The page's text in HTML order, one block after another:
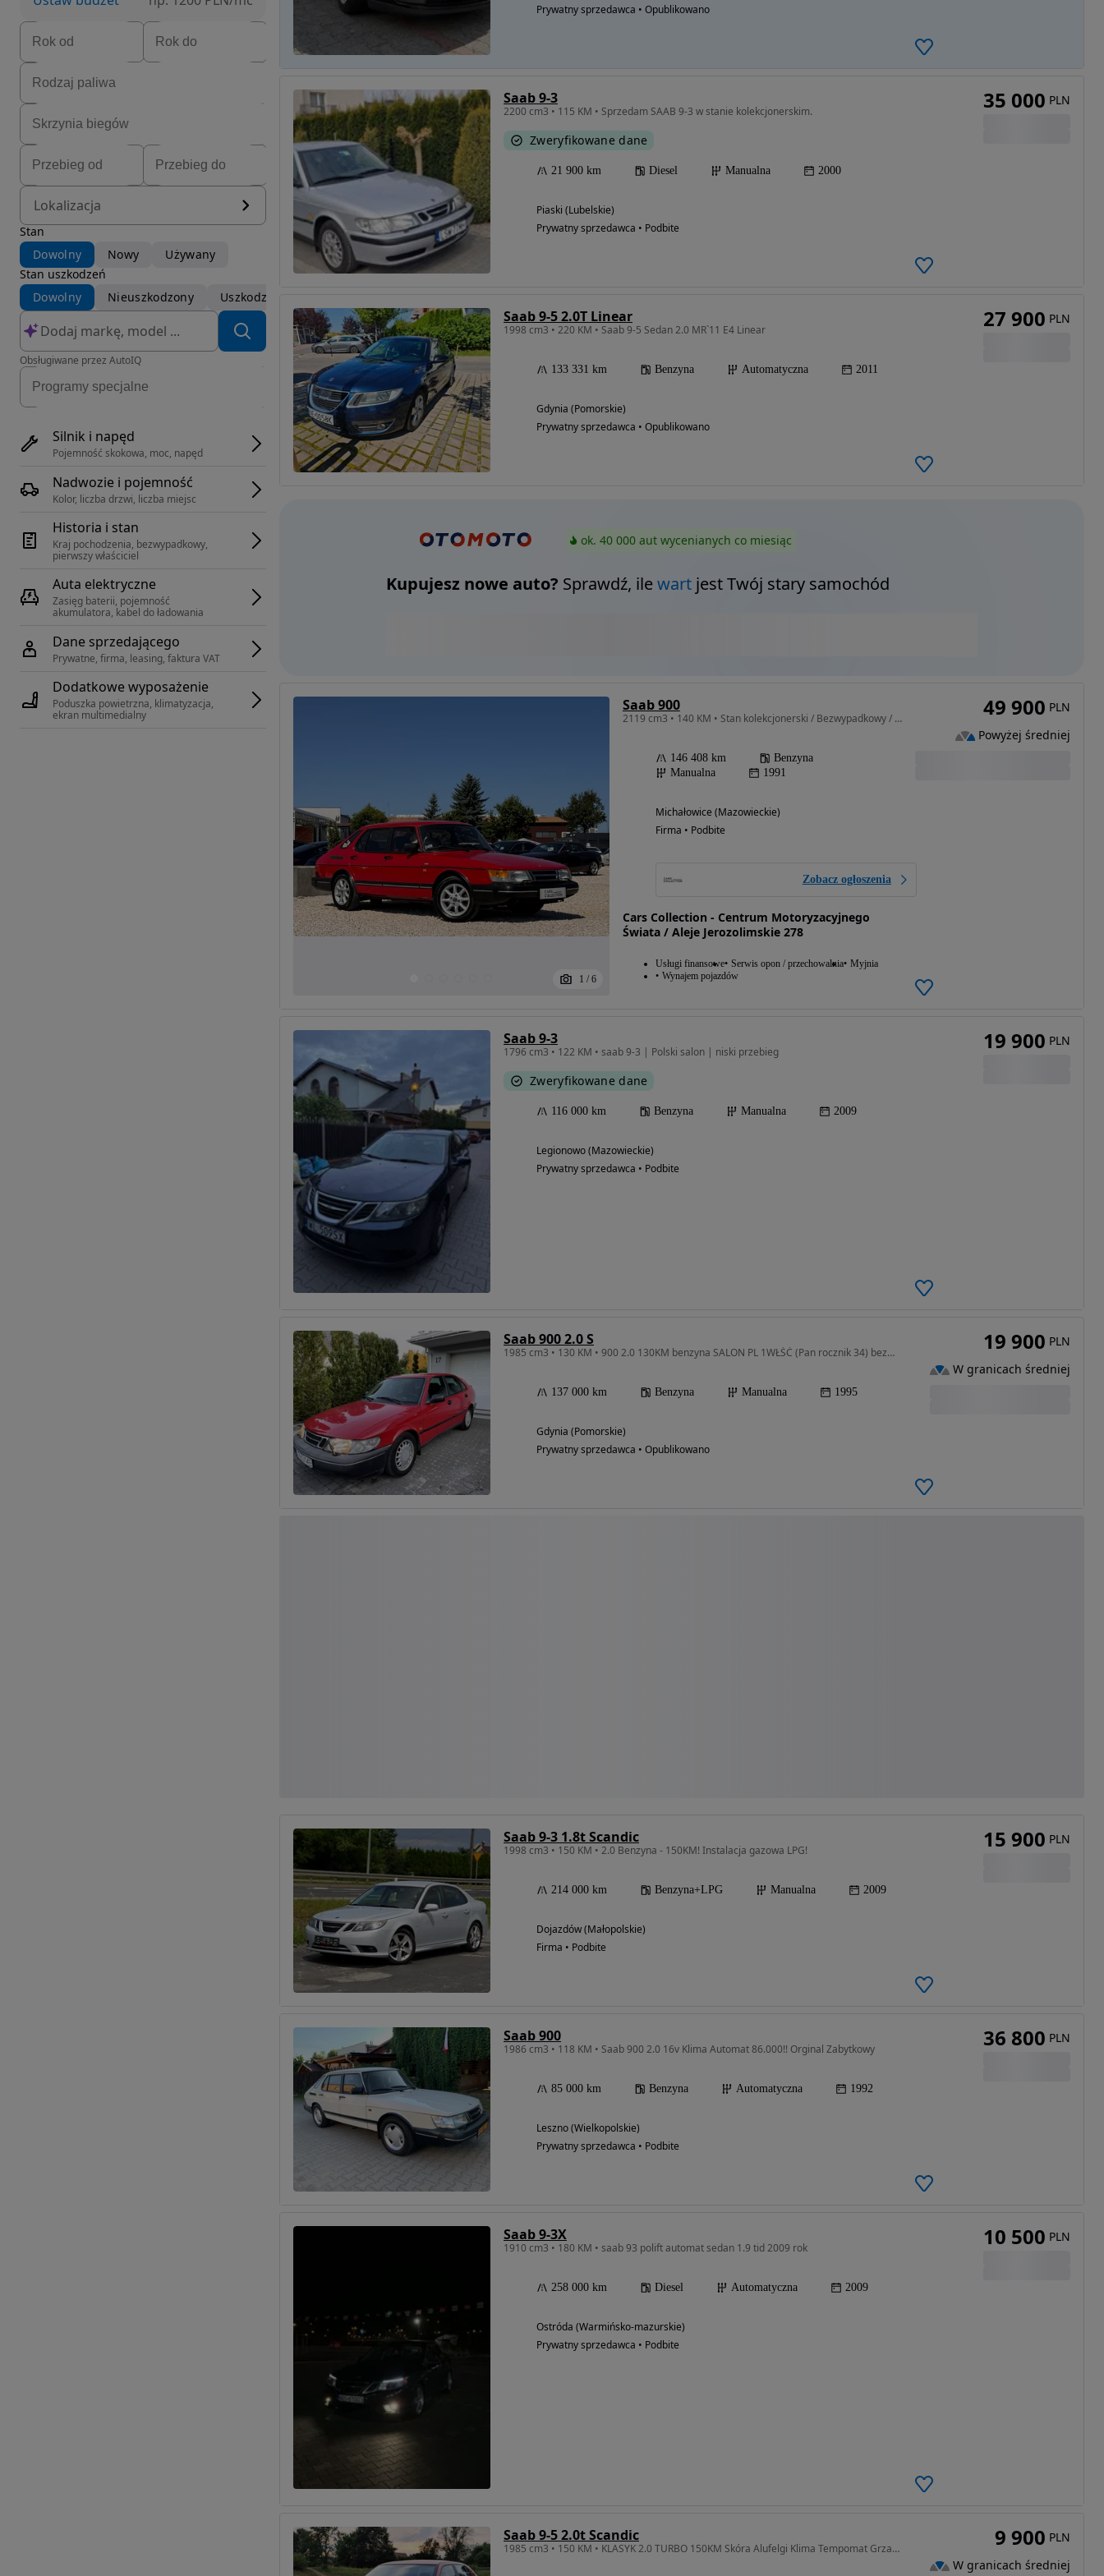
Lokalizacja
Stan
Dowolny
Nowy
Używany
Stan uszkodzeń
Dowolny
Nieuszkodzony Uszkodzony
Obsługiwane przez AutoIQ
Silnik i napęd
Pojemność skokowa, moc, napęd
Nadwozie i pojemność
Kolor, liczba drzwi, liczba miejsc
Historia i stan
Kraj pochodzenia, bezwypadkowy,
pierwszy właściciel
Auta elektryczne
Zasięg baterii, pojemność
akumulatora, kabel do ładowania
Dane sprzedającego
Prywatne, firma, leasing, faktura VAT
Dodatkowe wyposażenie
Poduszka powietrzna, klimatyzacja,
ekran multimedialny
Prywatny sprzedawca • Opublikowano
Saab 9-3
2200 cm3 • 115 KM • Sprzedam SAAB 9-3 w stanie kolekcjonerskim.
Zweryfikowane dane
21 900 km Diesel Manualna 2000
Piaski (Lubelskie)
Prywatny sprzedawca • Podbite
35 000 PLN
Saab 9-5 2.0T Linear
1998 cm3 • 220 KM • Saab 9-5 Sedan 2.0 MR`11 E4 Linear
133 331 km Benzyna Automatyczna 2011
Gdynia (Pomorskie)
Prywatny sprzedawca • Opublikowano
27 900 PLN
ok. 40 000 aut wycenianych co miesiąc
Kupujesz nowe auto? Sprawdź, ilewartjest Twój stary samochód
1 / 6
Saab 900
2119 cm3 • 140 KM • Stan kolekcjonerski / Bezwypadkowy / Zarejestrowany jako zabytek
146 408 km
Benzyna
Manualna
1991
Michałowice (Mazowieckie)
Firma • Podbite
Zobacz ogłoszenia
Cars Collection - Centrum Motoryzacyjnego
Świata / Aleje Jerozolimskie 278
Usługi finansowe Serwis opon / przechowalnia Myjnia
Wynajem pojazdów
49 900 PLN
Powyżej średniej
Saab 9-3
1796 cm3 • 122 KM • saab 9-3 | Polski salon | niski przebieg
Zweryfikowane dane
116 000 km Benzyna Manualna 2009
Legionowo (Mazowieckie)
Prywatny sprzedawca • Podbite
19 900 PLN
Saab 900 2.0 S
1985 cm3 • 130 KM • 900 2.0 130KM benzyna SALON PL 1WŁŚĆ (Pan rocznik 34) bezwypadkowy
137 000 km Benzyna Manualna 1995
Gdynia (Pomorskie)
Prywatny sprzedawca • Opublikowano
19 900 PLN
W granicach średniej
Saab 9-3 1.8t Scandic
1998 cm3 • 150 KM • 2.0 Benzyna - 150KM! Instalacja gazowa LPG!
214 000 km Benzyna+LPG Manualna 2009
Dojazdów (Małopolskie)
Firma • Podbite
15 900 PLN
Saab 900
1986 cm3 • 118 KM • Saab 900 2.0 16v Klima Automat 86.000!! Orginal Zabytkowy
85 000 km Benzyna Automatyczna 1992
Leszno (Wielkopolskie)
Prywatny sprzedawca • Podbite
36 800 PLN
Saab 9-3X
1910 cm3 • 180 KM • saab 93 polift automat sedan 1.9 tid 2009 rok
258 000 km Diesel Automatyczna 2009
Ostróda (Warmińsko-mazurskie)
Prywatny sprzedawca • Podbite
10 500 PLN
Saab 9-5 2.0t Scandic
1985 cm3 • 150 KM • KLASYK 2.0 TURBO 150KM Skóra Alufelgi Klima Tempomat Grzane Siedzenia! 9 900 PLN
W granicach średniej